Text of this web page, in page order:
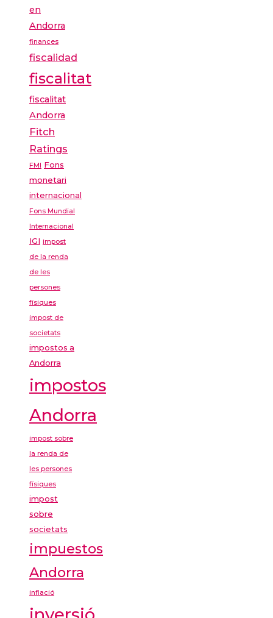
en
Andorra
finances
fiscalidad
fiscalitat
fiscalitat
Andorra
Fitch
Ratings
FMI Fons
monetari
internacional
Fons Mundial
Internacional
IGI impost
de la renda
de les
persones
físiques
impost de
societats
impostos a
Andorra
impostos
Andorra
impost sobre
la renda de
les persones
físiques
impost
sobre
societats
impuestos
Andorra
inflació